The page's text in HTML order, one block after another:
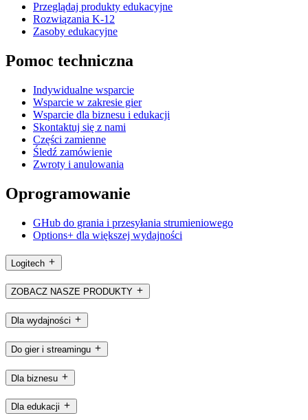
Przeglądaj produkty edukacyjne
Rozwiązania K-12
Zasoby edukacyjne
Pomoc techniczna
Indywidualne wsparcie
Wsparcie w zakresie gier
Wsparcie dla biznesu i edukacji
Skontaktuj się z nami
Części zamienne
Śledź zamówienie
Zwroty i anulowania
Oprogramowanie
GHub do grania i przesyłania strumieniowego
Options+ dla większej wydajności
Logitech
ZOBACZ NASZE PRODUKTY
Dla wydajności
Do gier i streamingu
Dla biznesu
Dla edukacji